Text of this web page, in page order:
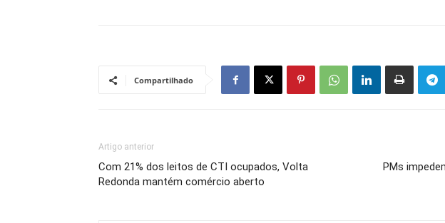
Compartilhado
Artigo anterior
Com 21% dos leitos de CTI ocupados, Volta
Redonda mantém comércio aberto
PMs